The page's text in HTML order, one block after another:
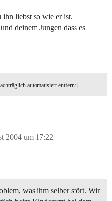
ihn liebst so wie er ist.
deinem Jungen dass es
automatisiert entfernt]
2004 um 17:22
was ihm selber stört. Wir